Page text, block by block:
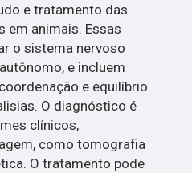
e tratamento das
em animais. Essas
o sistema nervoso
e incluem
e equilíbrio
O diagnóstico é
clínicos,
como tomografia
O tratamento pode